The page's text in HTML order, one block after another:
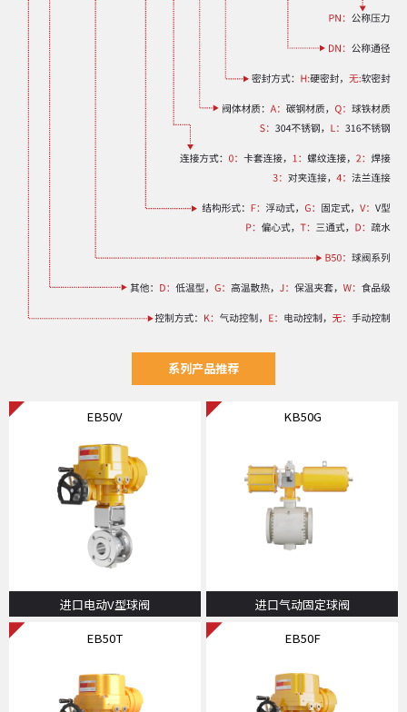
系列产品推荐
EB50V
进口电动V型球阀
KB50G
进口气动固定球阀
EB50T
EB50F